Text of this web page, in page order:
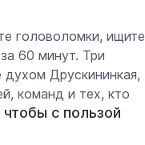
головоломки, ищите
60 минут. Три
Друскининкая,
команд и тех, кто
с пользой